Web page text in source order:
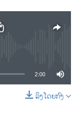
2:00
ລິງໂດຍກົງ